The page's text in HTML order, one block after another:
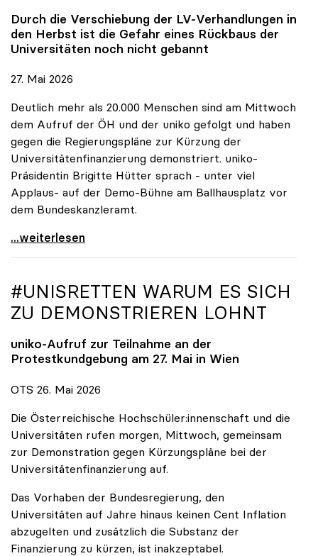
Durch die Verschiebung der LV-Verhandlungen in
den Herbst ist die Gefahr eines Rückbaus der
Universitäten noch nicht gebannt
27. Mai 2026
Deutlich mehr als 20.000 Menschen sind am Mittwoch
dem Aufruf der ÖH und der uniko gefolgt und haben
gegen die Regierungspläne zur Kürzung der
Universitätenfinanzierung demonstriert. uniko-
Präsidentin Brigitte Hütter sprach - unter viel
Applaus- auf der Demo-Bühne am Ballhausplatz vor
dem Bundeskanzleramt.
\"Wir nehmen es nicht hin\": Rede von
...weiterlesen
#UNISRETTEN WARUM ES SICH
ZU DEMONSTRIEREN LOHNT
uniko-Aufruf zur Teilnahme an der
Protestkundgebung am 27. Mai in Wien
OTS 26. Mai 2026
Die Österreichische Hochschüler:innenschaft und die
Universitäten rufen morgen, Mittwoch, gemeinsam
zur Demonstration gegen Kürzungspläne bei der
Universitätenfinanzierung auf.
Das Vorhaben der Bundesregierung, den
Universitäten auf Jahre hinaus keinen Cent Inflation
abzugelten und zusätzlich die Substanz der
Finanzierung zu kürzen, ist inakzeptabel.